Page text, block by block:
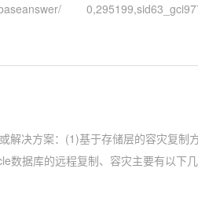
决方案：(1)基于存储层的容灾复制
据库的远程复制、容灾主要有以下